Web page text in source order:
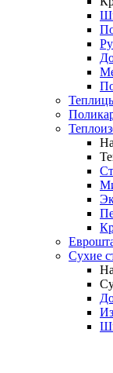
Сухие